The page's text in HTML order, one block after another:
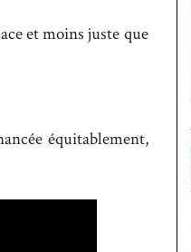
et moins juste que
équitablement,